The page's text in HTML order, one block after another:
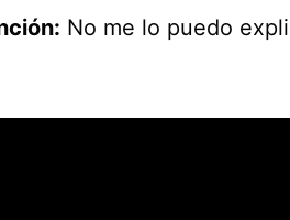
No me lo puedo